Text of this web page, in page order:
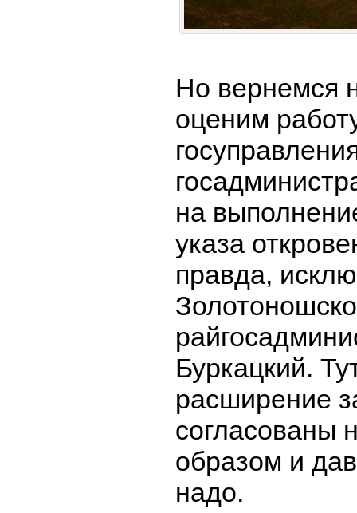
Но вернемся
оценим
на
указа
правда,
Буркацкий.
расширение
согласованы
образом и
надо.